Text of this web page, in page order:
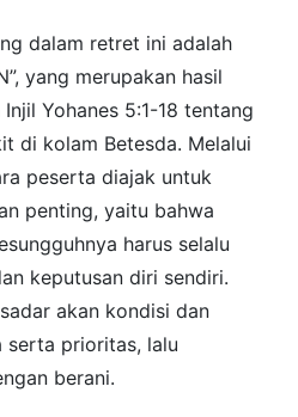
dalam retret ini adalah
yang merupakan hasil
Yohanes 5:1-18 tentang
di kolam Betesda. Melalui
peserta diajak untuk
penting, yaitu bahwa
harus selalu
keputusan diri sendiri.
akan kondisi dan
serta prioritas, lalu
berani.